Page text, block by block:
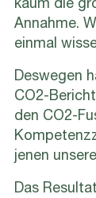
kaum die
Annahme.
einmal
Deswegen
CO2-
den CO2-
jenen
Das